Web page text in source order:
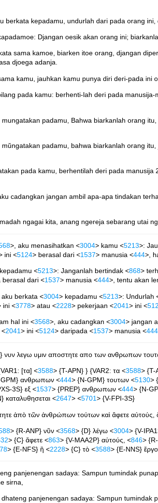
berkata kepadamu, undurlah dari pada orang
Djangan oesik akan orang ini;
sama kamoe, biarken itoe orang, djangan
djoega adanja.
kamu, jauhkan kamu punya diri deri-pada
pada kamu: berhenti-lah deri pada
padamu, Bahwa biarkanlah orang
padamu, bahwa biarkanlah orang
pada kamu, berhentilah deri pada
cadangkan jangan ambil apa-apa tindakan
ngagai kita, anang ngereja sebarang utai
>, aku menasihatkan <3004> kamu <5213>:
ini <5124> berasal dari <1537> manusia <444>,
<5213>: Janganlah bertindak <868>
berasal dari <1537> manusia <444>, tentu akan
aku berkata <3004> kepadamu <5213>: Undurlah
ini <3778> atau <2228> pekerjaan <2041> ini <
hal ini <3568>, aku cadangkan <3004> jangan
<2041> ini <5124> daripada <1537> manusia <444
νυν λεγω υμιν αποστητε απο των ανθρωπων
[τα] <3588> {T-APN} } {VAR2: τα <3588> {T-
ανθρωπων <444> {N-GPM} τουτων <5130>
3S} εξ <1537> {PREP} ανθρωπων <444> {N-
καταλυθησεται <2647> <5701> {V-FPI-3S}
ἀπὸ τῶν ἀνθρώπων τούτων καὶ ἄφετε
> {R-ANP} νῦν <3568> {D} λέγω <3004> {V-
> {C} ἄφετε <863> {V-MAA2P} αὐτούς, <846>
> {E-NFS} ἢ <2228> {C} τὸ <3588> {E-NNS}
panjenengan sadaya: Sampun tumindak
sirna,
panjenengan sadaya: Sampun